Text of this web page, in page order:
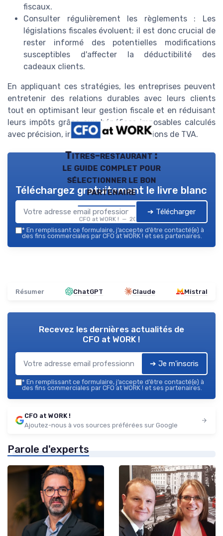
fiscaux.
Consulter régulièrement les règlements : Les
législations fiscales évoluent; il est donc crucial de
rester informé des potentielles modifications
susceptibles d'affecter la déductibilité des
cadeaux clients.
En appliquant ces stratégies, les entreprises peuvent
entretenir des relations durables avec leurs clients
tout en optimisant leur gestion fiscale et en réduisant
leurs impôts grâce aux bénéfices imposables calculés
avec précision, intégrant les récupérations de TVA.
Titres-restaurant :
le guide complet pour
sélectionner le bon
partenaire
CFO at WORK ! — 2026
Téléchargez gratuitement le livre blanc
➔ Télécharger
* En remplissant ce formulaire, j’accepte d’être contacté(e) à
des fins commerciales par CFO at WORK ! et ses partenaires.
Résumer ChatGPT Claude Mistral
Recevez les dernières actualités de
CFO at WORK !
➔ Je m'inscris
* En remplissant ce formulaire, j’accepte d’être contacté(e) à
des fins commerciales par CFO at WORK ! et ses partenaires.
CFO at WORK !
Ajoutez-nous à vos sources préférées sur Google
Parole d'experts